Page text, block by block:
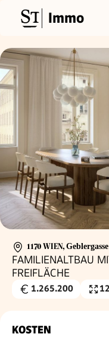
Immo
1170 WIEN,
FAMILIENALTBAU
FREIFLÄCHE
Kaufpreis
1.265.200
KOSTEN